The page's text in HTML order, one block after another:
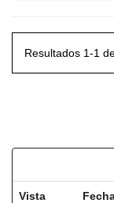
Resultados 1-1 de
Vista